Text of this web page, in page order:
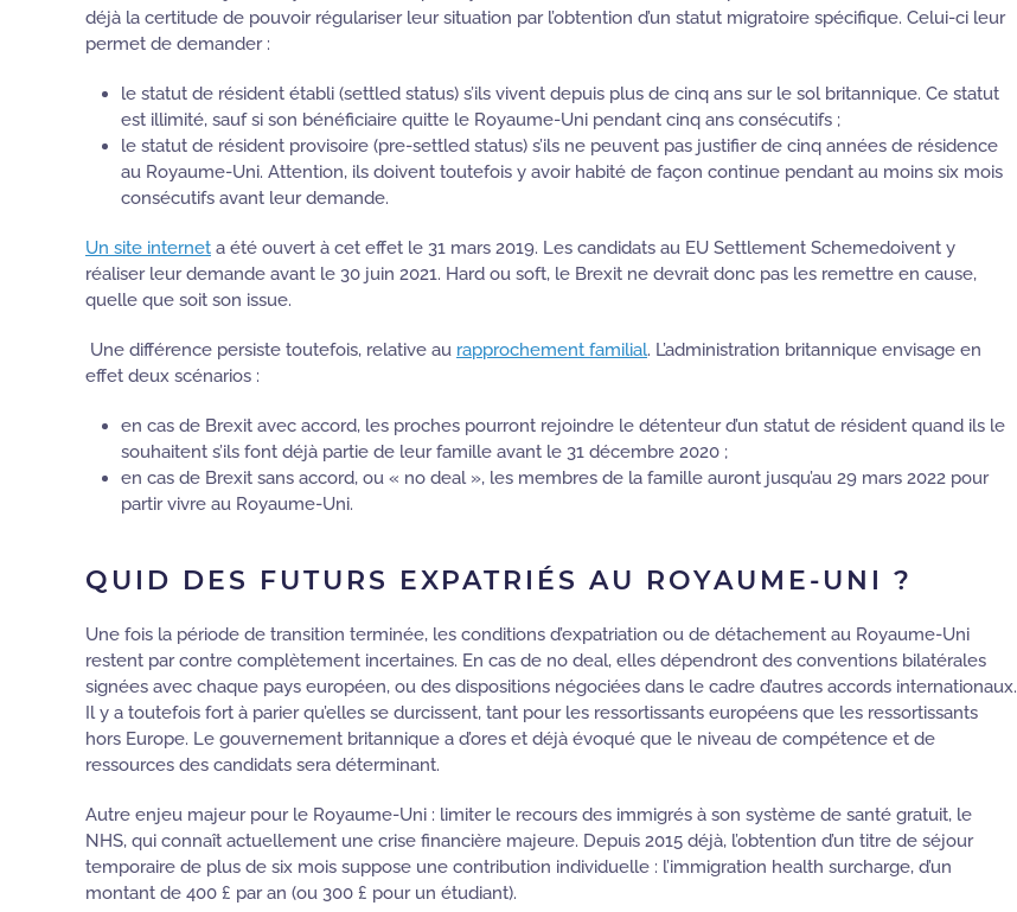
déjà la certitude de pouvoir régulariser leur situation par l’obtention d’un statut migratoire spécifique. Celui-ci leur
permet de demander :
le statut de résident établi (settled status) s’ils vivent depuis plus de cinq ans sur le sol britannique. Ce statut
est illimité, sauf si son bénéficiaire quitte le Royaume-Uni pendant cinq ans consécutifs ;
le statut de résident provisoire (pre-settled status) s’ils ne peuvent pas justifier de cinq années de résidence
au Royaume-Uni. Attention, ils doivent toutefois y avoir habité de façon continue pendant au moins six mois
consécutifs avant leur demande.
Un site internet a été ouvert à cet effet le 31 mars 2019. Les candidats au EU Settlement Schemedoivent y
réaliser leur demande avant le 30 juin 2021. Hard ou soft, le Brexit ne devrait donc pas les remettre en cause,
quelle que soit son issue.
Une différence persiste toutefois, relative au rapprochement familial. L’administration britannique envisage en
effet deux scénarios :
en cas de Brexit avec accord, les proches pourront rejoindre le détenteur d’un statut de résident quand ils le
souhaitent s’ils font déjà partie de leur famille avant le 31 décembre 2020 ;
en cas de Brexit sans accord, ou « no deal », les membres de la famille auront jusqu’au 29 mars 2022 pour
partir vivre au Royaume-Uni.
QUID DES FUTURS EXPATRIÉS AU ROYAUME-UNI ?
Une fois la période de transition terminée, les conditions d’expatriation ou de détachement au Royaume-Uni
restent par contre complètement incertaines. En cas de no deal, elles dépendront des conventions bilatérales
signées avec chaque pays européen, ou des dispositions négociées dans le cadre d’autres accords internationaux.
Il y a toutefois fort à parier qu’elles se durcissent, tant pour les ressortissants européens que les ressortissants
hors Europe. Le gouvernement britannique a d’ores et déjà évoqué que le niveau de compétence et de
ressources des candidats sera déterminant.
Autre enjeu majeur pour le Royaume-Uni : limiter le recours des immigrés à son système de santé gratuit, le
NHS, qui connaît actuellement une crise financière majeure. Depuis 2015 déjà, l’obtention d’un titre de séjour
temporaire de plus de six mois suppose une contribution individuelle : l’immigration health surcharge, d’un
montant de 400 £ par an (ou 300 £ pour un étudiant).